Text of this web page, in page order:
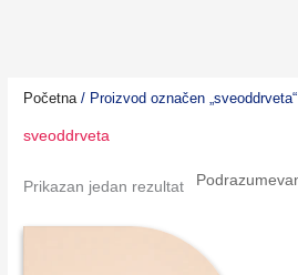
Početna / Proizvod označen „sveoddrveta“
sveoddrveta
Prikazan jedan rezultat